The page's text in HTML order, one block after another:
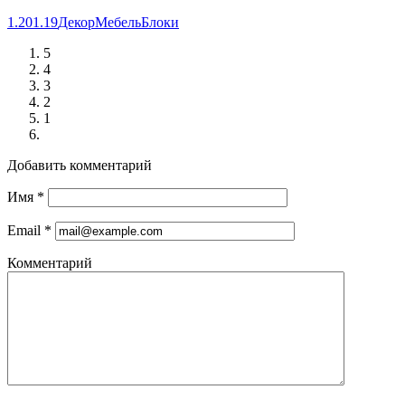
1.201.19ДекорМебельБлоки
5
4
3
2
1
Добавить комментарий
Имя *
Email *
Комментарий